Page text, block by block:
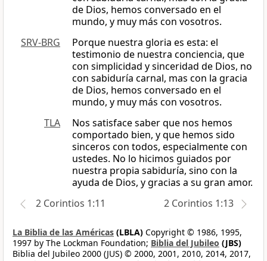
de Dios, hemos conversado en el
mundo, y muy más con vosotros.
SRV-BRG
Porque nuestra gloria es esta: el
testimonio de nuestra conciencia, que
con simplicidad y sinceridad de Dios, no
con sabiduría carnal, mas con la gracia
de Dios, hemos conversado en el
mundo, y muy más con vosotros.
TLA
Nos satisface saber que nos hemos
comportado bien, y que hemos sido
sinceros con todos, especialmente con
ustedes. No lo hicimos guiados por
nuestra propia sabiduría, sino con la
ayuda de Dios, y gracias a su gran amor.
2 Corintios 1:11
2 Corintios 1:13
La Biblia de las Américas (LBLA) Copyright © 1986, 1995,
1997 by The Lockman Foundation; Biblia del Jubileo (JBS)
Biblia del Jubileo 2000 (JUS) © 2000, 2001, 2010, 2014, 2017,